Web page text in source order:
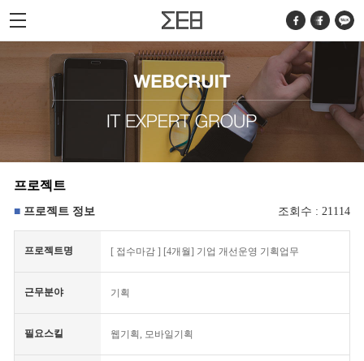
프로젝트
프로젝트 정보 조회수 : 21114
프로젝트명 [ 접수마감 ] [4개월] 기업 개선운영 기획업무
근무분야 기획
필요스킬 웹기획, 모바일기획